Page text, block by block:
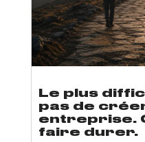
Le plus
pas de
entreprise.
faire durer.